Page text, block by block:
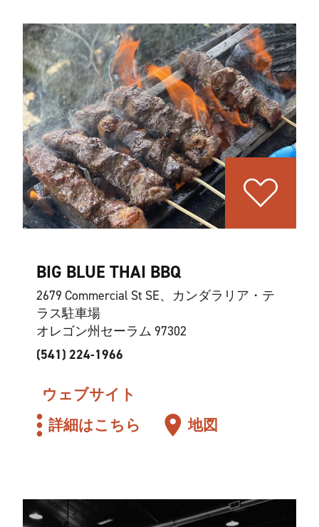
BIG BLUE THAI BBQ
2679 Commercial St SE、カンダラリア・テ
ラス駐車場
オレゴン州セーラム 97302
(541) 224-1966
ウェブサイト
詳細はこちら
地図